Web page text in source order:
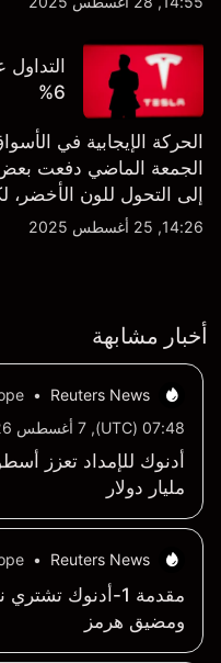
6%
الحركة الإيجابية في
الجمعة الماضي دفعت
إلى التحول للون
النظرة الفنية سواء على
14:26, 25 أغسطس 2025
أخبار مشابهة
Reuters News
•
07:48 (UTC), 7 أغسطس 2026
مليار دولار
Reuters News
•
مقدمة 1-أدنوك
ومضيق هرمز